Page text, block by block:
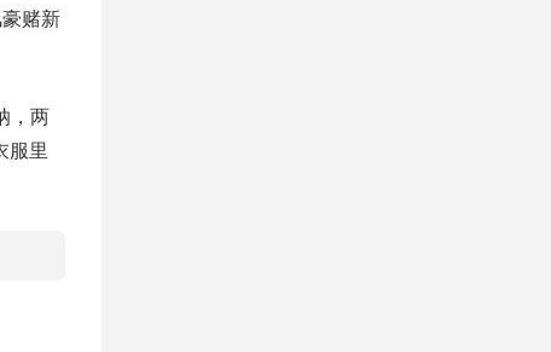
赌新
，两
服里